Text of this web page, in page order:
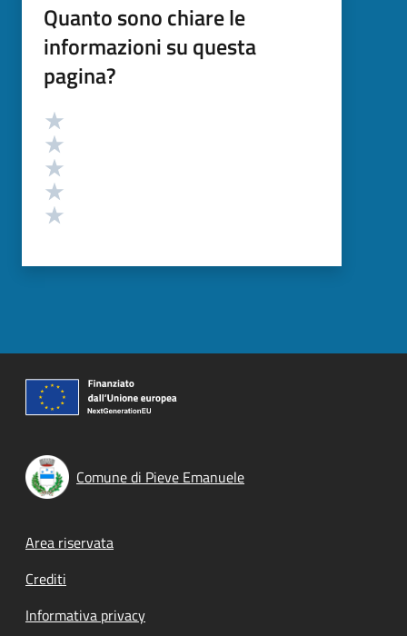
Quanto sono chiare le
informazioni su questa
pagina?
Valutazione
Comune di Pieve Emanuele
Footer menu
Area riservata
Crediti
Informativa privacy